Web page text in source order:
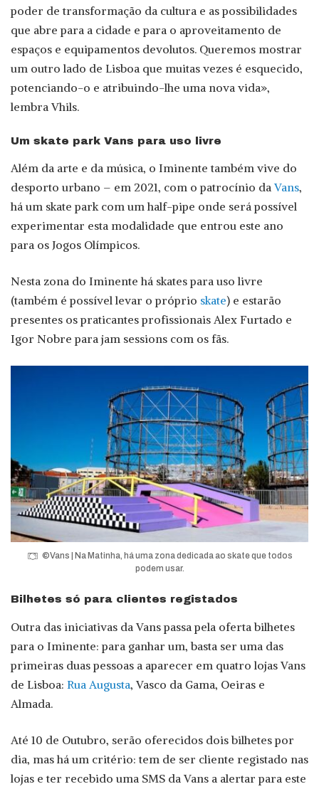
poder de transformação da cultura e as possibilidades
que abre para a cidade e para o aproveitamento de
espaços e equipamentos devolutos. Queremos mostrar
um outro lado de Lisboa que muitas vezes é esquecido,
potenciando-o e atribuindo-lhe uma nova vida»,
lembra Vhils.
Um skate park Vans para uso livre
Além da arte e da música, o Iminente também vive do
desporto urbano – em 2021, com o patrocínio daVans,
há um skate park com um half-pipe onde será possível
experimentar esta modalidade que entrou este ano
para os Jogos Olímpicos.
Nesta zona do Iminente há skates para uso livre
(também é possível levar o próprio skate) e estarão
presentes os praticantes profissionais Alex Furtado e
Igor Nobre para jam sessions com os fãs.
©Vans | Na Matinha, há uma zona dedicada ao skate que todos
podem usar.
Bilhetes só para clientes registados
Outra das iniciativas da Vans passa pela oferta bilhetes
para o Iminente: para ganhar um, basta ser uma das
primeiras duas pessoas a aparecer em quatro lojas Vans
de Lisboa: Rua Augusta, Vasco da Gama, Oeiras e
Almada.
Até 10 de Outubro, serão oferecidos dois bilhetes por
dia, mas há um critério: tem de ser cliente registado nas
lojas e ter recebido uma SMS da Vans a alertar para este